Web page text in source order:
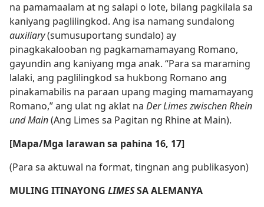
na pamamaalam at ng salapi o lote, bilang pagkilala sa
kaniyang paglilingkod. Ang isa namang sundalong
auxiliary(sumusuportang sundalo) ay
pinagkakalooban ng pagkamamamayang Romano,
gayundin ang kaniyang mga anak. “Para sa maraming
lalaki, ang paglilingkod sa hukbong Romano ang
pinakamabilis na paraan upang maging mamamayang
Romano,” ang ulat ng aklat na Der Limes zwischen Rhein
und Main(Ang Limes sa Pagitan ng Rhine at Main).
[Mapa/Mga larawan sa pahina 16, 17]
(Para sa aktuwal na format, tingnan ang publikasyon)
MULING ITINAYONG LIMESSA ALEMANYA